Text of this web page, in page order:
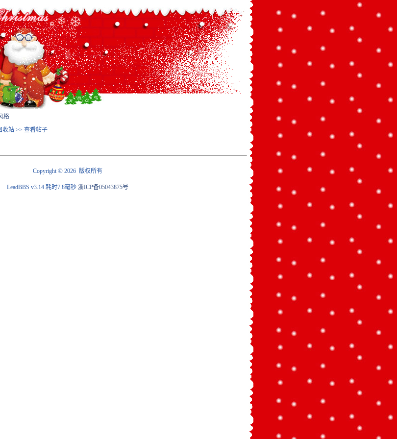
格
收站 >> 查看帖子
Copyright© 2026 版权所有
LeadBBS v3.14 耗时7.8毫秒 浙ICP备05043875号